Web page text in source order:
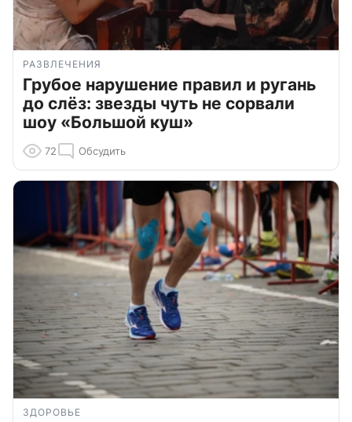
РАЗВЛЕЧЕНИЯ
Грубое нарушение правил и ругань
до слёз: звезды чуть не сорвали
шоу «Большой куш»
72 Обсудить
ЗДОРОВЬЕ